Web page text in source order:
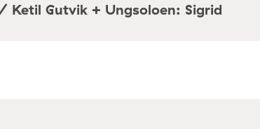
Ketil Gutvik + Ungsoloen: Sigrid